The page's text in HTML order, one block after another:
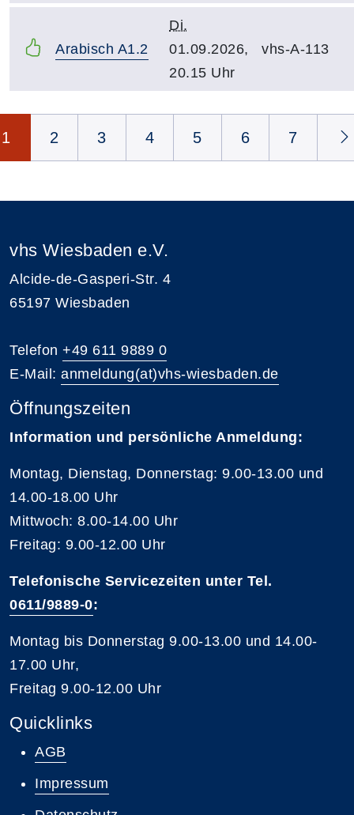
Arabisch A1.2
Di.
01.09.2026,
20.15 Uhr
vhs-A-113
1 2 3 4 5 6 7
vhs Wiesbaden e.V.
Alcide-de-Gasperi-Str. 4
65197 Wiesbaden
Telefon +49 611 9889 0
E-Mail: anmeldung(at)vhs-wiesbaden.de
Öffnungszeiten
Information und persönliche Anmeldung:
Montag, Dienstag, Donnerstag: 9.00-13.00 und
14.00-18.00 Uhr
Mittwoch: 8.00-14.00 Uhr
Freitag: 9.00-12.00 Uhr
Telefonische Servicezeiten unter Tel.
0611/9889-0:
Montag bis Donnerstag 9.00-13.00 und 14.00-
17.00 Uhr,
Freitag 9.00-12.00 Uhr
Quicklinks
AGB
Impressum